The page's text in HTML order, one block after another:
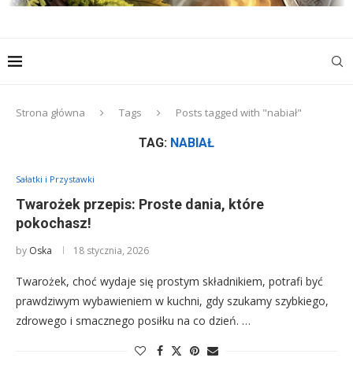
Strona główna Tags Posts tagged with "nabiał"
TAG: NABIAŁ
Sałatki i Przystawki
Twarożek przepis: Proste dania, które
pokochasz!
by Oska 18 stycznia, 2026
Twarożek, choć wydaje się prostym składnikiem, potrafi być
prawdziwym wybawieniem w kuchni, gdy szukamy szybkiego,
zdrowego i smacznego posiłku na co dzień. …